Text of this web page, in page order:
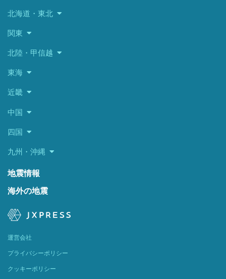
北海道・東北
関東
北陸・甲信越
東海
近畿
中国
四国
九州・沖縄
地震情報
海外の地震
運営会社
プライバシーポリシー
クッキーポリシー